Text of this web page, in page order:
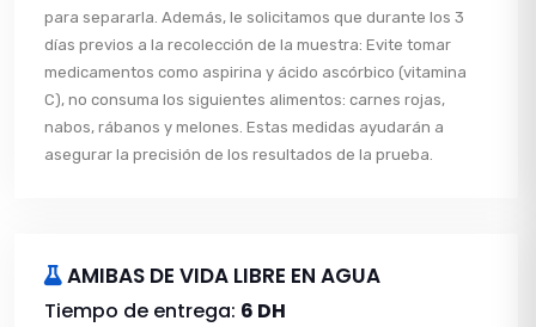
para separarla. Además, le solicitamos que durante los 3
días previos a la recolección de la muestra: Evite tomar
medicamentos como aspirina y ácido ascórbico (vitamina
C), no consuma los siguientes alimentos: carnes rojas,
nabos, rábanos y melones. Estas medidas ayudarán a
asegurar la precisión de los resultados de la prueba.
AMIBAS DE VIDA LIBRE EN AGUA
Tiempo de entrega: 6 DH